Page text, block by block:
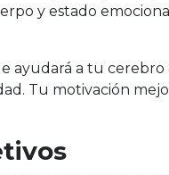
y estado
ayudará a tu cerebro
Tu motivación